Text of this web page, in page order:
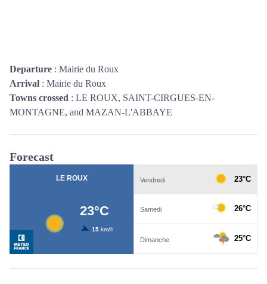
Departure : Mairie du Roux
Arrival : Mairie du Roux
Towns crossed : LE ROUX, SAINT-CIRGUES-EN-
MONTAGNE, and MAZAN-L'ABBAYE
Forecast